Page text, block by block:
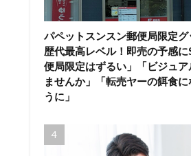
パペットスンスン郵便局限定
歴代最高レベル！即売の予感に
便局限定はずるい」「ビジュ
ませんか」「転売ヤーの餌食
うに」